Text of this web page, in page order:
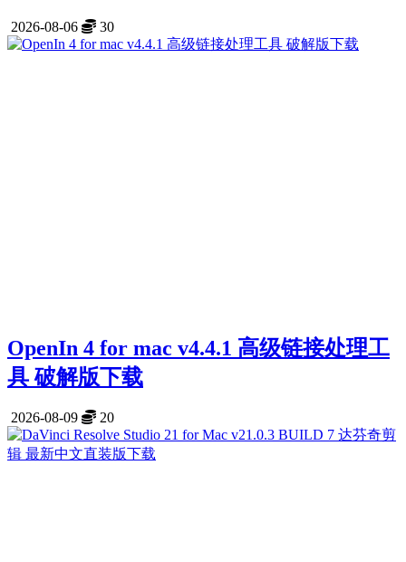
2026-08-06 30
OpenIn 4 for mac v4.4.1 高级链接处理工
具 破解版下载
2026-08-09 20